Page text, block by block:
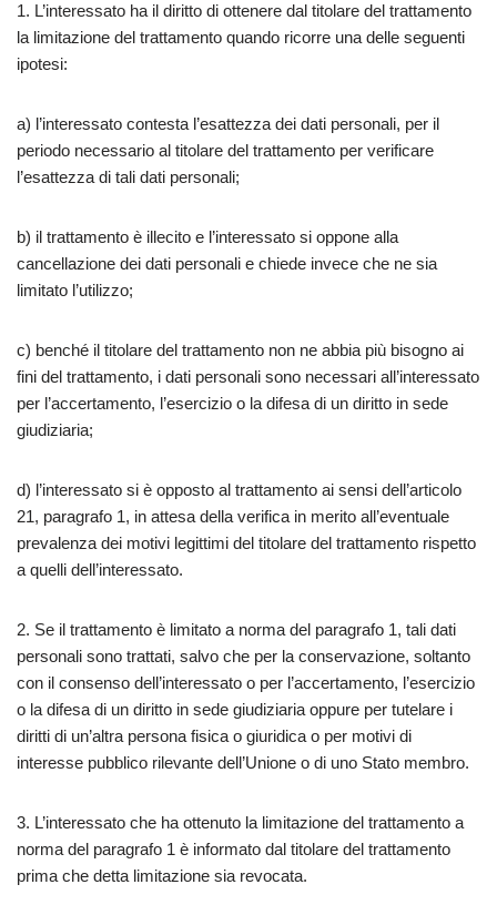
1. L’interessato ha il diritto di ottenere dal titolare del trattamento
la limitazione del trattamento quando ricorre una delle seguenti
ipotesi:
a) l’interessato contesta l’esattezza dei dati personali, per il
periodo necessario al titolare del trattamento per verificare
l’esattezza di tali dati personali;
b) il trattamento è illecito e l’interessato si oppone alla
cancellazione dei dati personali e chiede invece che ne sia
limitato l’utilizzo;
c) benché il titolare del trattamento non ne abbia più bisogno ai
fini del trattamento, i dati personali sono necessari all’interessato
per l’accertamento, l’esercizio o la difesa di un diritto in sede
giudiziaria;
d) l’interessato si è opposto al trattamento ai sensi dell’articolo
21, paragrafo 1, in attesa della verifica in merito all’eventuale
prevalenza dei motivi legittimi del titolare del trattamento rispetto
a quelli dell’interessato.
2. Se il trattamento è limitato a norma del paragrafo 1, tali dati
personali sono trattati, salvo che per la conservazione, soltanto
con il consenso dell’interessato o per l’accertamento, l’esercizio
o la difesa di un diritto in sede giudiziaria oppure per tutelare i
diritti di un’altra persona fisica o giuridica o per motivi di
interesse pubblico rilevante dell’Unione o di uno Stato membro.
3. L’interessato che ha ottenuto la limitazione del trattamento a
norma del paragrafo 1 è informato dal titolare del trattamento
prima che detta limitazione sia revocata.